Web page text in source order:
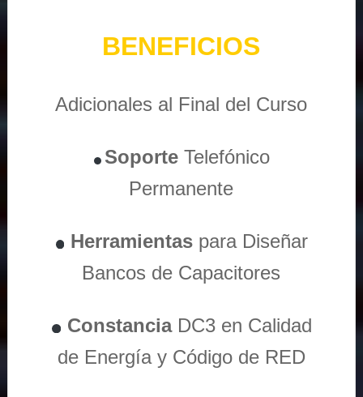
BENEFICIOS
Adicionales al Final del Curso
Soporte Telefónico
Permanente
Herramientas para Diseñar
Bancos de Capacitores
ConstanciaDC3 en Calidad
de Energía y Código de RED